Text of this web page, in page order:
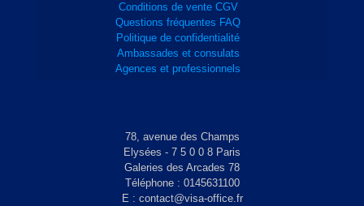
Conditions de vente CGV
Questions fréquentes FAQ
Politique de confidentialité
Ambassades et consulats
Agences et professionnels
78, avenue des Champs
Elysées - 7 5 0 0 8 Paris
Galeries des Arcades 78
Téléphone : 0145631100
E : contact@visa-office.fr